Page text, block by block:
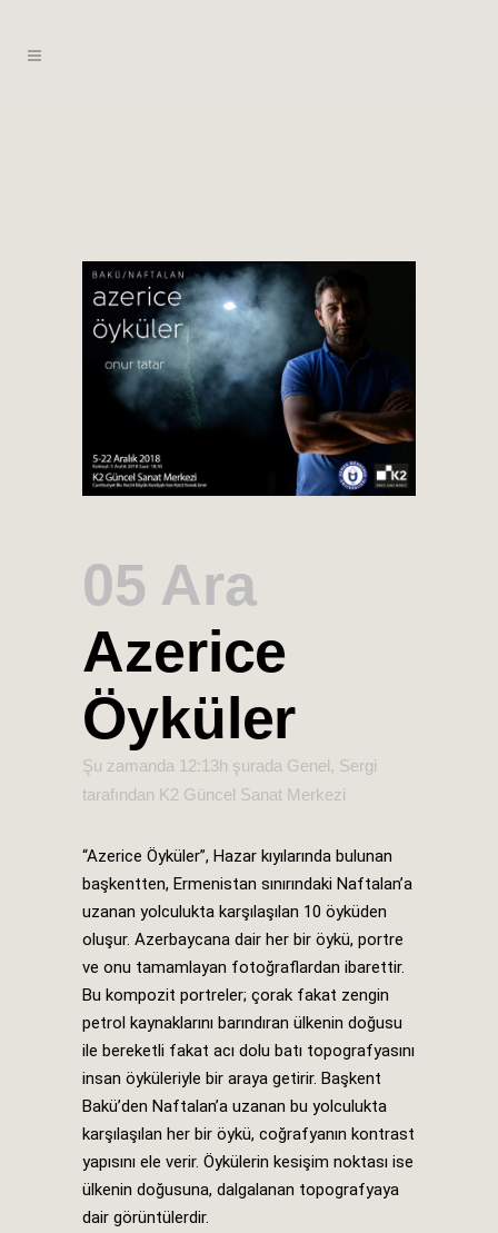
05 Ara
Azerice
Öyküler
Şu zamanda 12:13h şurada Genel, Sergi
tarafından K2 Güncel Sanat Merkezi
“Azerice Öyküler”, Hazar kıyılarında bulunan
başkentten, Ermenistan sınırındaki Naftalan’a
uzanan yolculukta karşılaşılan 10 öyküden
oluşur. Azerbaycana dair her bir öykü, portre
ve onu tamamlayan fotoğraflardan ibarettir.
Bu kompozit portreler; çorak fakat zengin
petrol kaynaklarını barındıran ülkenin doğusu
ile bereketli fakat acı dolu batı topografyasını
insan öyküleriyle bir araya getirir. Başkent
Bakü’den Naftalan’a uzanan bu yolculukta
karşılaşılan her bir öykü, coğrafyanın kontrast
yapısını ele verir. Öykülerin kesişim noktası ise
ülkenin doğusuna, dalgalanan topografyaya
dair görüntülerdir.